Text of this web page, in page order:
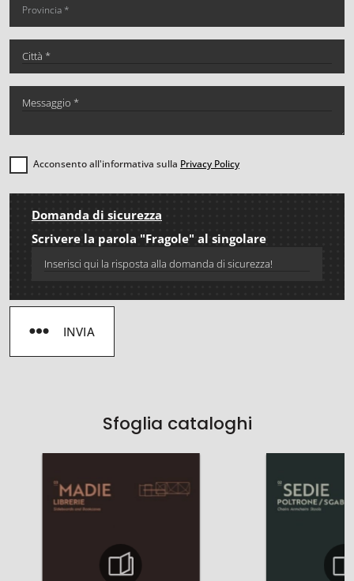
Sfoglia cataloghi
Acconsento all'informativa sulla Privacy Policy
Domanda di sicurezza
Scrivere la parola "Fragole" al singolare
INVIA